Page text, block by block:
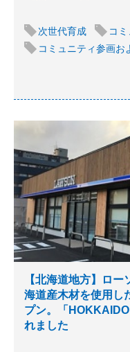
次世代育成 コ
コミュニティ参画お
【北海道地方】ロ
海道産木材を使用し
プン。「
れました